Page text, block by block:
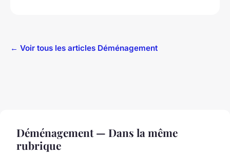
← Voir tous les articles Déménagement
Déménagement — Dans la même
rubrique